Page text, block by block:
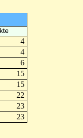
4
4
6
15
15
22
23
23